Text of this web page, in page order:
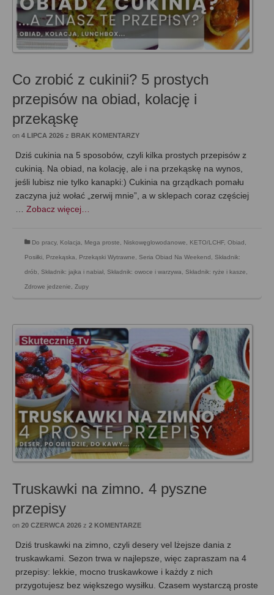
Co zrobić z cukinii? 5 prostych
przepisów na obiad, kolację i
przekąskę
on 4 LIPCA 2026 z BRAK KOMENTARZY
Dziś cukinia na 5 sposobów, czyli kilka prostych przepisów z
cukinią. Na obiad, na kolację, ale i na przekąskę na wynos,
jeśli lubisz nie tylko kanapki:) Cukinia na grządkach pomału
zaczyna już wołać „zerwij mnie”, a w sklepach coraz częściej
Zobacz więcej…
Do pracy, Kolacja Mega proste Niskowęglowodanowe, KETO/LCHF, Obiad
Posiłki Przekąska Przekąski Wytrawne Seria Obiad Na Weekend Składnik:
drób Składnik: jajka i nabiał Składnik: owoce i warzywa Składnik: ryże i kasze
Zdrowe jedzenie Zupy
Truskawki na zimno. 4 pyszne
przepisy
on 20 CZERWCA 2026 z 2 KOMENTARZE
Dziś truskawki na zimno, czyli desery vel lżejsze dania z
truskawkami. Sezon trwa w najlepsze, więc zapraszam na 4
przepisy: lekkie, mocno truskawkowe i każdy z nich
przygotujesz bez większego wysiłku. Czasem wystarczą proste